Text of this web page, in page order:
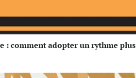
: comment adopter un rythme